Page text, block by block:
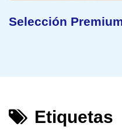
Etiquetas